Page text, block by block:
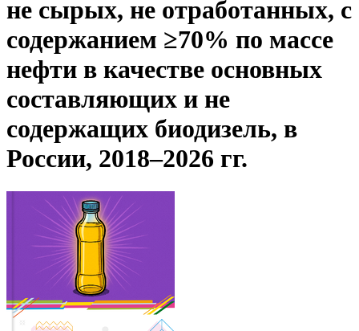
не сырых, не отработанных, с
содержанием ≥70% по массе
нефти в качестве основных
составляющих и не
содержащих биодизель, в
России, 2018–2026 гг.